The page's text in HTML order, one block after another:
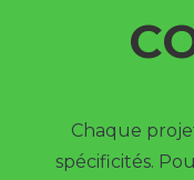
Chaque
spécificités.